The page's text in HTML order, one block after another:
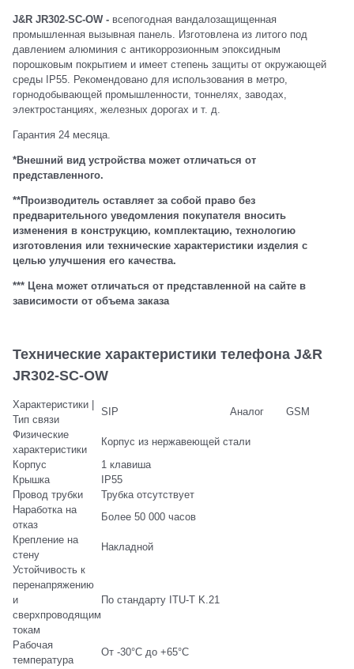
J&R JR302-SC-OW - всепогодная вандалозащищенная
промышленная вызывная панель. Изготовлена из литого под
давлением алюминия с антикоррозионным эпоксидным
порошковым покрытием и имеет степень защиты от окружающей
среды IP55. Рекомендовано для использования в метро,
горнодобывающей промышленности, тоннелях, заводах,
электростанциях, железных дорогах и т. д.
Гарантия 24 месяца.
*Внешний вид устройства может отличаться от
представленного.
**Производитель оставляет за собой право без
предварительного уведомления покупателя вносить
изменения в конструкцию, комплектацию, технологию
изготовления или технические характеристики изделия с
целью улучшения его качества.
*** Цена может отличаться от представленной на сайте в
зависимости от объема заказа
Технические характеристики телефона J&R
JR302-SC-OW
Характеристики |
Тип связи
SIP Аналог
GSM
Физические
характеристики
Корпус из нержавеющей стали
Корпус
1 клавиша
Крышка
IP55
Провод трубки
Трубка отсутствует
Наработка на
отказ
Более 50 000 часов
Крепление на
стену
Накладной
Устойчивость к
перенапряжению
и
сверхпроводящим
токам
По стандарту ITU-T K.21
Рабочая
температура
От -30°C до +65°C